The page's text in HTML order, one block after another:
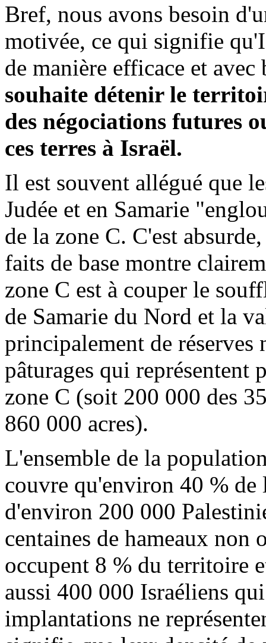
Bref, nous avons besoin
motivée, ce qui signifie
de manière efficace et
souhaite détenir le
des négociations futures
ces terres à Israël.
Il est souvent allégué que
Judée et en Samarie
de la zone C. C'est
faits de base montre
zone C est à couper le
de Samarie du Nord et la
principalement de réserves
pâturages qui représentent
zone C (soit 200 000 des
860 000 acres).
L'ensemble de la
couvre qu'environ 40 % de
d'environ 200 000
centaines de hameaux non
occupent 8 % du territoire
aussi 400 000 Israéliens
implantations ne